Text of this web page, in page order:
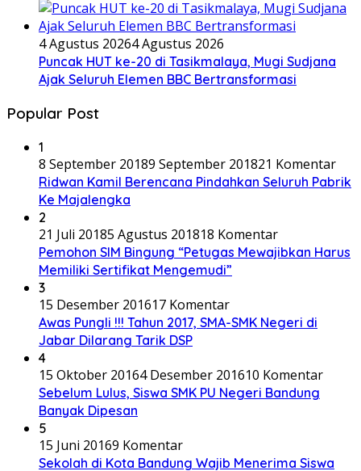
4 Agustus 20264 Agustus 2026
Puncak HUT ke-20 di Tasikmalaya, Mugi Sudjana
Ajak Seluruh Elemen BBC Bertransformasi
Popular Post
1
8 September 20189 September 201821 Komentar
Ridwan Kamil Berencana Pindahkan Seluruh Pabrik
Ke Majalengka
2
21 Juli 20185 Agustus 201818 Komentar
Pemohon SIM Bingung “Petugas Mewajibkan Harus
Memiliki Sertifikat Mengemudi”
3
15 Desember 201617 Komentar
Awas Pungli !!! Tahun 2017, SMA-SMK Negeri di
Jabar Dilarang Tarik DSP
4
15 Oktober 20164 Desember 201610 Komentar
Sebelum Lulus, Siswa SMK PU Negeri Bandung
Banyak Dipesan
5
15 Juni 20169 Komentar
Sekolah di Kota Bandung Wajib Menerima Siswa